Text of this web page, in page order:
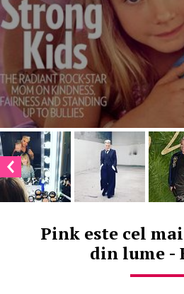
Pink este cel
din lume -